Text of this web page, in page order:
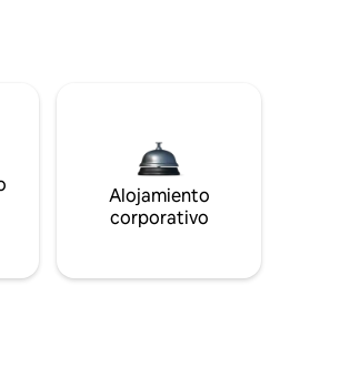
Alojamiento
corporativo